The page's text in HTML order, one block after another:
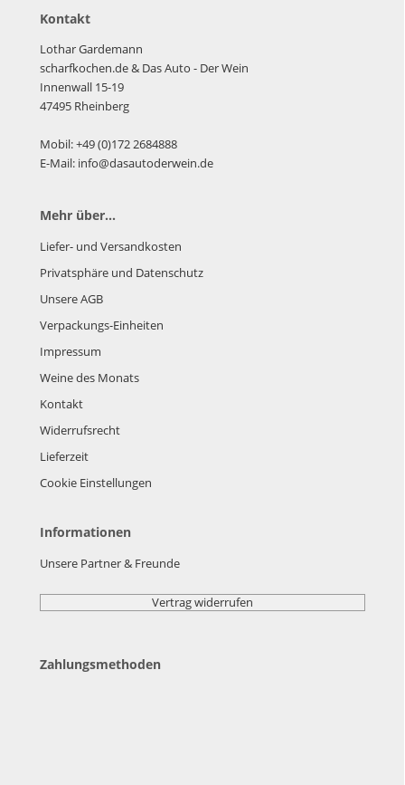
Kontakt
Lothar Gardemann
scharfkochen.de& Das Auto - Der Wein
Innenwall 15-19
47495 Rheinberg
Mobil: +49 (0)172 2684888
E-Mail: info@dasautoderwein.de
Mehr über...
Liefer- und Versandkosten
Privatsphäre und Datenschutz
Unsere AGB
Verpackungs-Einheiten
Impressum
Weine des Monats
Kontakt
Widerrufsrecht
Lieferzeit
Cookie Einstellungen
Informationen
Unsere Partner & Freunde
Vertrag widerrufen
Zahlungsmethoden